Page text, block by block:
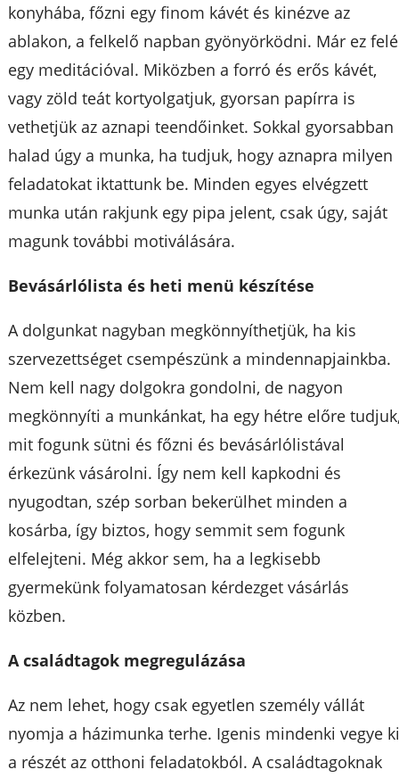
konyhába, főzni egy finom kávét és kinézve az
ablakon, a felkelő napban gyönyörködni. Már ez
egy meditációval. Miközben a forró és erős kávét,
vagy zöld teát kortyolgatjuk, gyorsan papírra is
vethetjük az aznapi teendőinket. Sokkal gyorsabban
halad úgy a munka, ha tudjuk, hogy aznapra milyen
feladatokat iktattunk be. Minden egyes elvégzett
munka után rakjunk egy pipa jelent, csak úgy, saját
magunk további motiválására.
Bevásárlólista és heti menü készítése
A dolgunkat nagyban megkönnyíthetjük, ha kis
szervezettséget csempészünk a mindennapjainkba.
Nem kell nagy dolgokra gondolni, de nagyon
megkönnyíti a munkánkat, ha egy hétre előre
mit fogunk sütni és főzni és bevásárlólistával
érkezünk vásárolni. Így nem kell kapkodni és
nyugodtan, szép sorban bekerülhet minden a
kosárba, így biztos, hogy semmit sem fogunk
elfelejteni. Még akkor sem, ha a legkisebb
gyermekünk folyamatosan kérdezget vásárlás
közben.
A családtagok megregulázása
Az nem lehet, hogy csak egyetlen személy vállát
nyomja a házimunka terhe. Igenis mindenki vegye
a részét az otthoni feladatokból. A családtagoknak